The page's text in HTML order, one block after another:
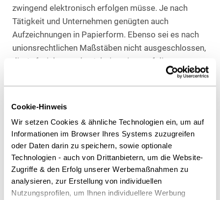
Cookie-Hinweis
Wir setzen Cookies & ähnliche Technologien ein, um auf
Informationen im Browser Ihres Systems zuzugreifen
oder Daten darin zu speichern, sowie optionale
Technologien - auch von Drittanbietern, um die Website-
Zugriffe & den Erfolg unserer Werbemaßnahmen zu
analysieren, zur Erstellung von individuellen
Nutzungsprofilen, um Ihnen individuellere Werbung
zwingend elektronisch erfolgen müsse. Je nach
Tätigkeit und Unternehmen genügten auch
Aufzeichnungen in Papierform. Ebenso sei es nach
unionsrechtlichen Maßstäben nicht ausgeschlossen,
die Aufzeichnung der Arbeitszeiten auf die
Nunmehr ist endgültig klargestellt, dass Arbeitgeber
bereits nach geltendem Recht grundsätzlich dazu
verpflichtet sind, (irgend-)ein geeignetes
Arbeitszeiterfassungssystem vorzuhalten und
dieses auch tatsächlich zur Anwendung zu bringen.
Begrüßenswert ist die Klarstellung, dass je nach